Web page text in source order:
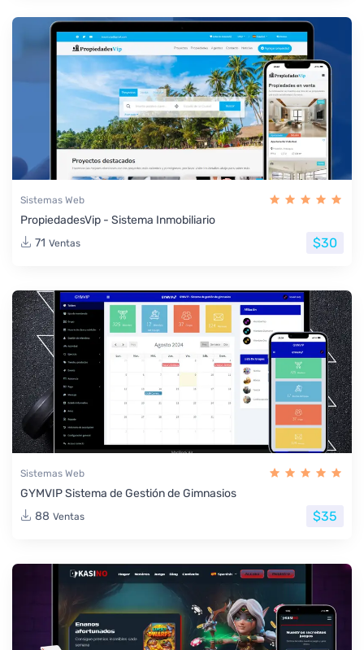
Sistemas Web
PropiedadesVip - Sistema Inmobiliario
71 Ventas $30
Sistemas Web
GYMVIP Sistema de Gestión de Gimnasios
88 Ventas $35